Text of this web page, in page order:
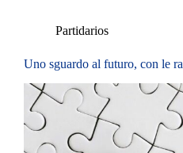
Partidarios
Uno sguardo al futuro, con le